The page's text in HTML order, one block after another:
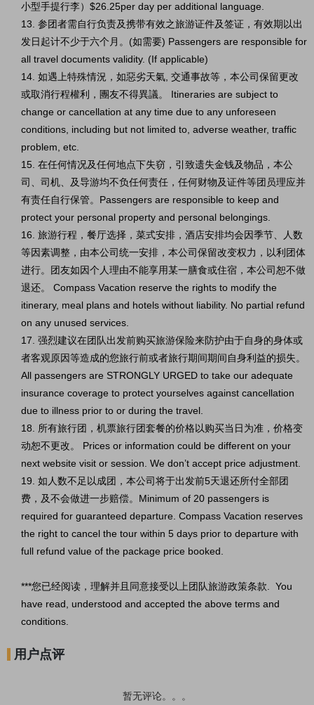
小型手提行李）$26.25per day per additional language.
13. 参团者需自行负责及携带有效之旅游证件及签证，有效期以出
发日起计不少于六个月。(如需要) Passengers are responsible for
all travel documents validity. (If applicable)
14. 如遇上特殊情況，如惡劣天氣, 交通事故等，本公司保留更改
或取消行程權利，團友不得異議。 Itineraries are subject to
change or cancellation at any time due to any unforeseen
conditions, including but not limited to, adverse weather, traffic
problem, etc.
15. 在任何情况及任何地点下失窃，引致遗失金钱及物品，本公
司、司机、及导游均不负任何责任，任何财物及证件等团员理应并
有责任自行保管。Passengers are responsible to keep and
protect your personal property and personal belongings.
16. 旅游行程，餐厅选择，菜式安排，酒店安排均会因季节、人数
等因素调整，由本公司统一安排，本公司保留改变权力，以利团体
进行。团友如因个人理由不能享用某一膳食或住宿，本公司恕不做
退还。 Compass Vacation reserve the rights to modify the
itinerary, meal plans and hotels without liability. No partial refund
on any unused services.
17. 强烈建议在团队出发前购买旅游保险来防护由于自身的身体或
者客观原因等造成的您旅行前或者旅行期间期间自身利益的损失。
All passengers are STRONGLY URGED to take our adequate
insurance coverage to protect yourselves against cancellation
due to illness prior to or during the travel.
18. 所有旅行团，机票旅行团套餐的价格以购买当日为准，价格变
动恕不更改。 Prices or information could be different on your
next website visit or session. We don’t accept price adjustment.
19. 如人数不足以成团，本公司将于出发前5天退还所付全部团
费，及不会做进一步赔偿。Minimum of 20 passengers is
required for guaranteed departure. Compass Vacation reserves
the right to cancel the tour within 5 days prior to departure with
full refund value of the package price booked.
***您已经阅读，理解并且同意接受以上团队旅游政策条款. You
have read, understood and accepted the above terms and
conditions.
用户点评
暂无评论。。。